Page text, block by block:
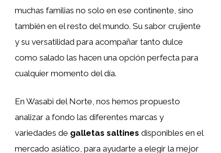
muchas familias no solo en ese continente, sino
también en el resto del mundo. Su sabor crujiente
y su versatilidad para acompañar tanto dulce
como salado las hacen una opción perfecta para
cualquier momento del día.
En Wasabi del Norte, nos hemos propuesto
analizar a fondo las diferentes marcas y
variedades de galletas saltines disponibles en el
mercado asiático, para ayudarte a elegir la mejor